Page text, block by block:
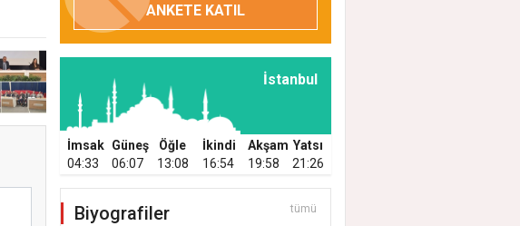
ANKETE KATIL
İstanbul
İmsak Güneş Öğle İkindi Akşam Yatsı
04:33
06:07 13:08 16:54 19:58 21:26
Biyografiler tümü